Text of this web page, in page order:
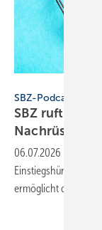
SBZ-Podcast
SBZ ruft an
Nach­rüs­ten
06.07.2026
Einstiegshürde für
ermöglicht die